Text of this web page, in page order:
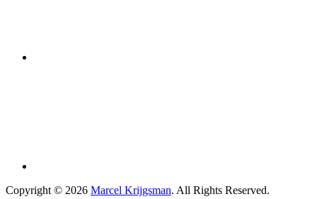
Copyright © 2026 Marcel Krijgsman. All Rights Reserved.